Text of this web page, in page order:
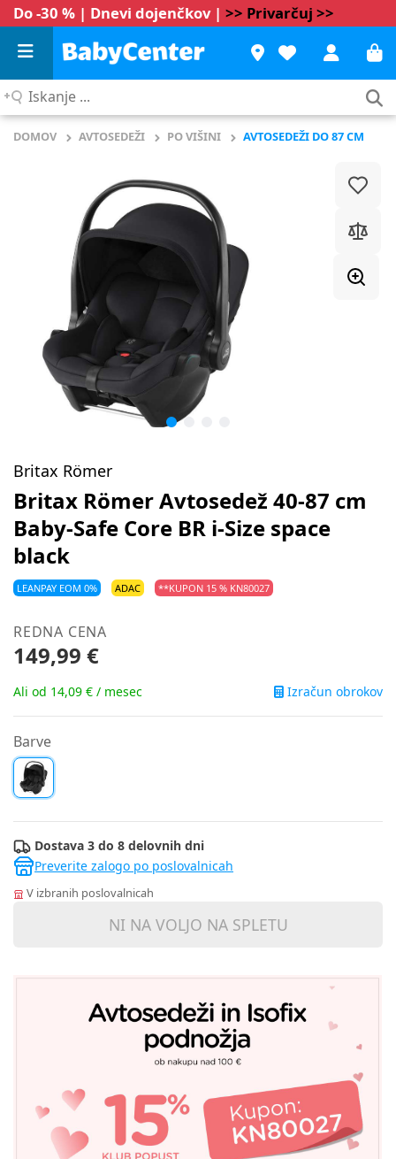
Do -30 % | Dnevi dojenčkov | >> Privarčuj >>
Iskanje
DOMOV AVTOSEDEŽI PO VIŠINI AVTOSEDEŽI DO 87 CM
Britax Römer
Britax Römer Avtosedež 40-87 cm
Baby-Safe Core BR i-Size space
black
LEANPAY EOM 0% **KUPON 15 % KN80027
ADAC
REDNA CENA
149,99 €
Ali od 14,09 € / mesec Izračun obrokov
Barve
Dostava 3 do 8 delovnih dni
Preverite zalogo po poslovalnicah
V izbranih poslovalnicah
NI NA VOLJO NA SPLETU